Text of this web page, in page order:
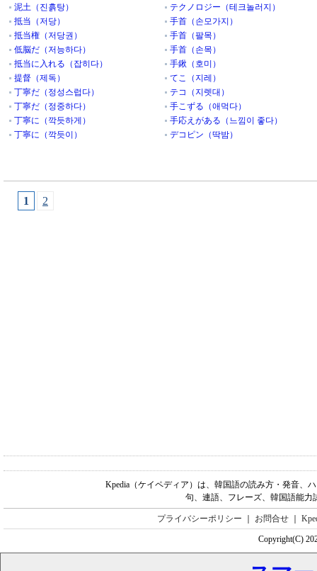
泥土（진흙탕）
抵当（저당）
抵当権（저당권）
低脳だ（저능하다）
抵当に入れる（잡히다）
提督（제독）
丁寧だ（정성스럽다）
丁寧だ（정중하다）
丁寧に（깍듯하게）
丁寧に（깍듯이）
テクノロジー（테크놀러지）
手首（손모가지）
手首（팔목）
手首（손목）
手鍬（호미）
てこ（지레）
テコ（지렛대）
手こずる（애먹다）
手応えがある（느낌이 좋다）
デコピン（딱밤）
1 2
Kpedia（ケイペディア）は、韓国語の読み方・発音、
句、連語、フレーズ、韓国語能
プライバシーポリシー お問合せ
Copyright(C)